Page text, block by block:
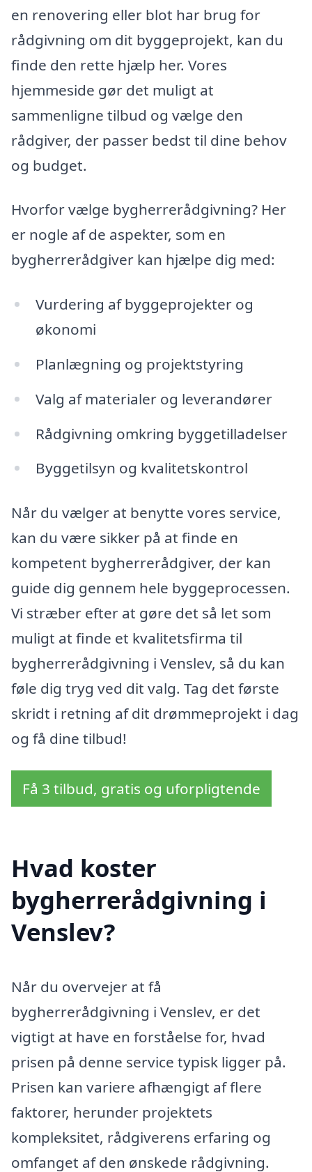
en renovering eller blot har brug for
rådgivning om dit byggeprojekt, kan du
finde den rette hjælp her. Vores
hjemmeside gør det muligt at
sammenligne tilbud og vælge den
rådgiver, der passer bedst til dine behov
og budget.
Hvorfor vælge bygherrerådgivning? Her
er nogle af de aspekter, som en
bygherrerådgiver kan hjælpe dig med:
Vurdering af byggeprojekter og
økonomi
Planlægning og projektstyring
Valg af materialer og leverandører
Rådgivning omkring byggetilladelser
Byggetilsyn og kvalitetskontrol
Når du vælger at benytte vores service,
kan du være sikker på at finde en
kompetent bygherrerådgiver, der kan
guide dig gennem hele byggeprocessen.
Vi stræber efter at gøre det så let som
muligt at finde et kvalitetsfirma til
bygherrerådgivning i Venslev, så du kan
føle dig tryg ved dit valg. Tag det første
skridt i retning af dit drømmeprojekt i dag
og få dine tilbud!
Få 3 tilbud, gratis og uforpligtende
Hvad koster
bygherrerådgivning i
Venslev?
Når du overvejer at få
bygherrerådgivning i Venslev, er det
vigtigt at have en forståelse for, hvad
prisen på denne service typisk ligger på.
Prisen kan variere afhængigt af flere
faktorer, herunder projektets
kompleksitet, rådgiverens erfaring og
omfanget af den ønskede rådgivning.